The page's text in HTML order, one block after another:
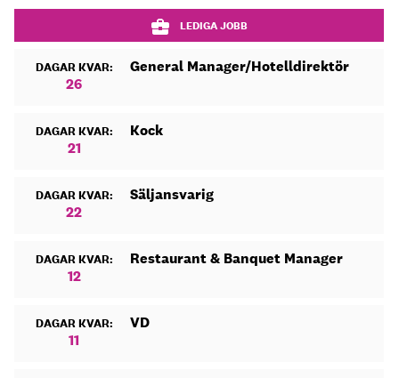
LEDIGA JOBB
DAGAR KVAR:
26
General Manager/Hotelldirektör
DAGAR KVAR:
21
Kock
DAGAR KVAR:
22
Säljansvarig
DAGAR KVAR:
12
Restaurant & Banquet Manager
DAGAR KVAR:
11
VD